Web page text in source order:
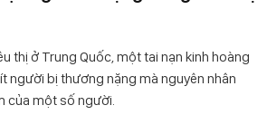
thị ở Trung Quốc, một tai nạn kinh hoàng
người bị thương nặng mà nguyên nhân
của một số người.